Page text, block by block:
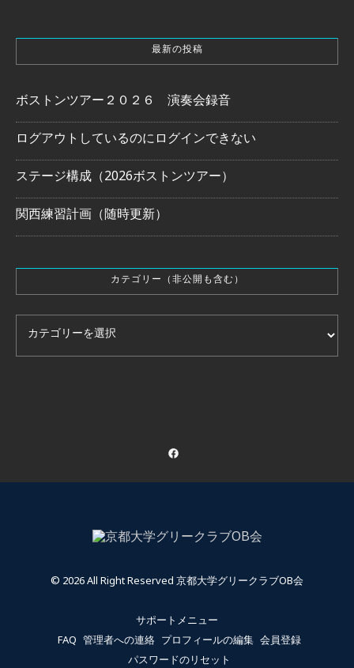
最新の投稿
ボストンツアー２０２６ 演奏会録音
ログアウトしているのにログインできない
ステージ構成（2026ボストンツアー）
関西練習計画（随時更新）
カテゴリー（非公開も含む）
カテゴリー（非公開も含む）
© 2026 All Right Reserved 京都大学グリークラブOB会
サポートメニュー
FAQ 管理者への連絡 プロフィールの編集 会員登録
パスワードのリセット